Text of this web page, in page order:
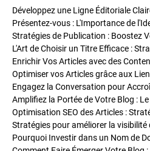
Développez une Ligne Éditoriale
Présentez-vous : L'Importance de
L'Art de Choisir un Titre Efficace :
Optimiser vos Articles grâce aux
Engagez la Conversation pour
Amplifiez la Portée de Votre Blog :